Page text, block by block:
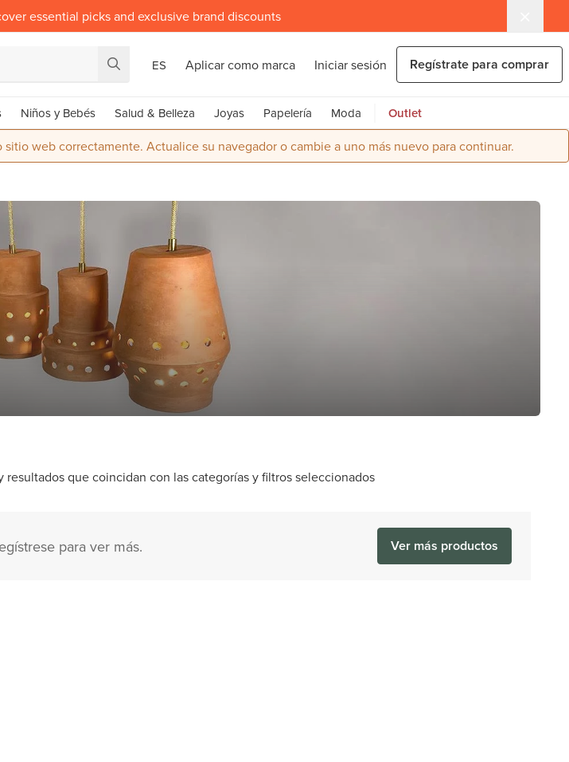
essential picks and exclusive brand discounts
ES Aplicar como marca Iniciar sesión Regístrate para comprar
Niños y Bebés Salud & Belleza Joyas Papelería Moda Outlet
web correctamente. Actualice su navegador o cambie a uno más nuevo para continuar.
resultados que coincidan con las categorías y filtros seleccionados
para ver más. Ver más productos